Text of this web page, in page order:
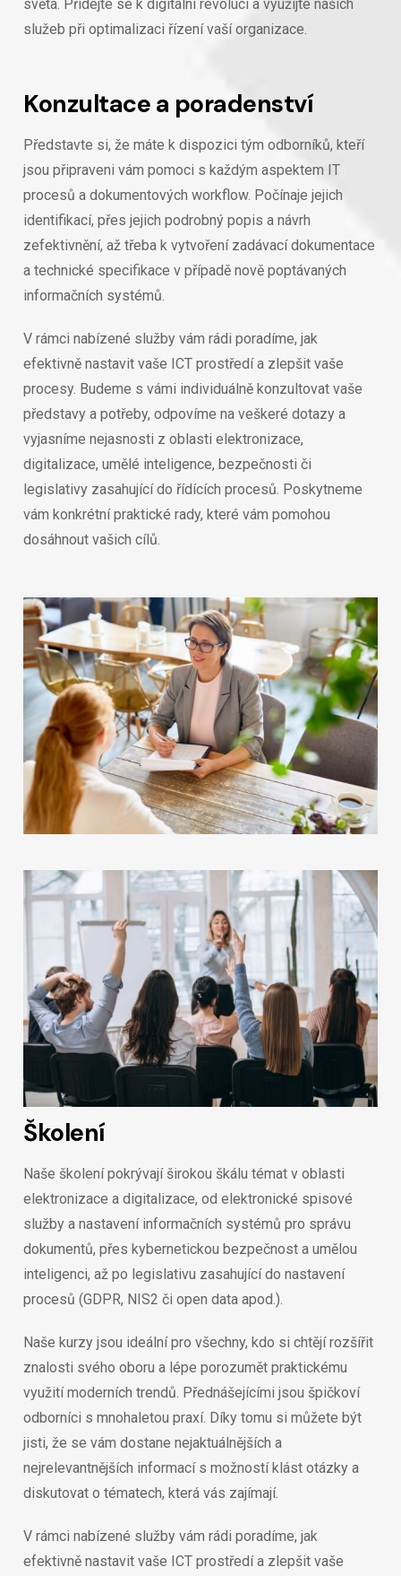
světa. Přidejte se k digitální revoluci a využijte našich
služeb při optimalizaci řízení vaší organizace.
Konzultace a poradenství
Představte si, že máte k dispozici tým odborníků, kteří
jsou připraveni vám pomoci s každým aspektem IT
procesů a dokumentových workflow. Počínaje jejich
identifikací, přes jejich podrobný popis a návrh
zefektivnění, až třeba k vytvoření zadávací dokumentace
a technické specifikace v případě nově poptávaných
informačních systémů.
V rámci nabízené služby vám rádi poradíme, jak
efektivně nastavit vaše ICT prostředí a zlepšit vaše
procesy. Budeme s vámi individuálně konzultovat vaše
představy a potřeby, odpovíme na veškeré dotazy a
vyjasníme nejasnosti z oblasti elektronizace,
digitalizace, umělé inteligence, bezpečnosti či
legislativy zasahující do řídících procesů. Poskytneme
vám konkrétní praktické rady, které vám pomohou
dosáhnout vašich cílů.
Školení
Naše školení pokrývají širokou škálu témat v oblasti
elektronizace a digitalizace, od elektronické spisové
služby a nastavení informačních systémů pro správu
dokumentů, přes kybernetickou bezpečnost a umělou
inteligenci, až po legislativu zasahující do nastavení
procesů (GDPR, NIS2 či open data apod.).
Naše kurzy jsou ideální pro všechny, kdo si chtějí rozšířit
znalosti svého oboru a lépe porozumět praktickému
využití moderních trendů. Přednášejícími jsou špičkoví
odborníci s mnohaletou praxí. Díky tomu si můžete být
jisti, že se vám dostane nejaktuálnějších a
nejrelevantnějších informací s možností klást otázky a
diskutovat o tématech, která vás zajímají.
V rámci nabízené služby vám rádi poradíme, jak
efektivně nastavit vaše ICT prostředí a zlepšit vaše